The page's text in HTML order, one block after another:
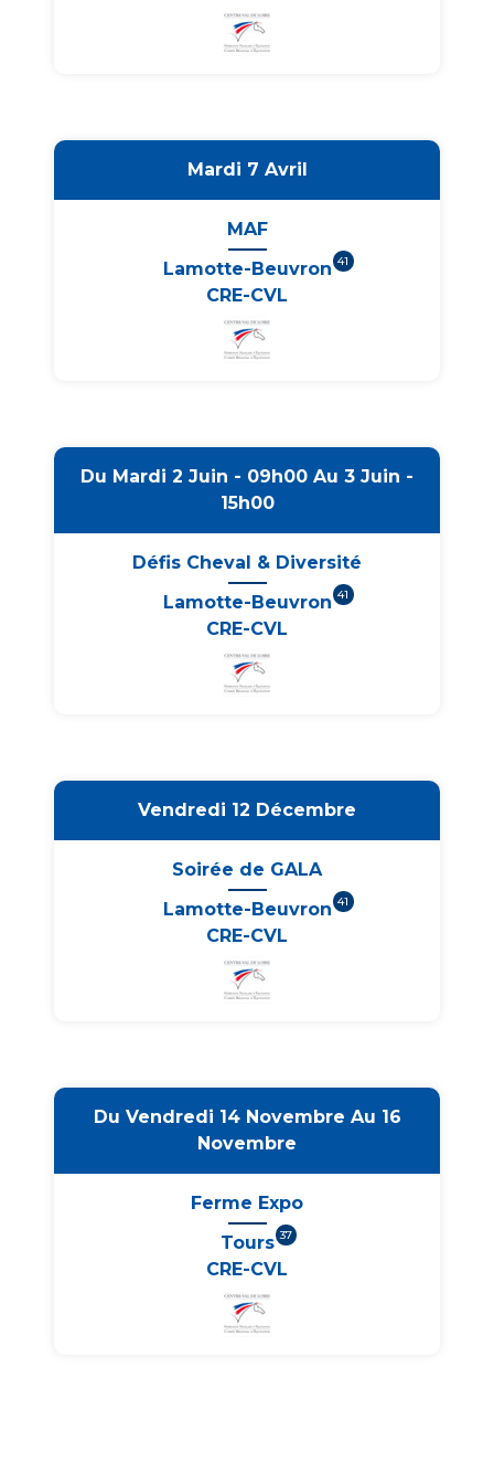
Mardi 7 Avril
MAF
Lamotte-Beuvron 41
CRE-CVL
Du Mardi 2 Juin - 09h00 Au 3 Juin -
15h00
Défis Cheval & Diversité
Lamotte-Beuvron 41
CRE-CVL
Vendredi 12 Décembre
Soirée de GALA
Lamotte-Beuvron 41
CRE-CVL
Du Vendredi 14 Novembre Au 16
Novembre
Ferme Expo
Tours 37
CRE-CVL